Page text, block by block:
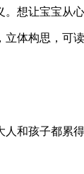
想让宝宝
体构思，
和孩子都累得